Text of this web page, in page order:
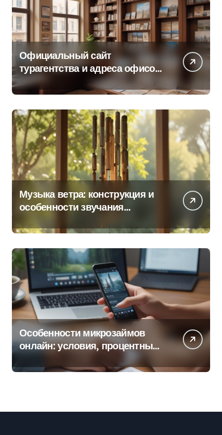
Официальный сайт
турагентства и адреса офисов
продаж по регионам
Музыка ветра: конструкция и
особенности звучания
Особенности микрозаймов
онлайн: условия, процентные
ставки и порядок оформления